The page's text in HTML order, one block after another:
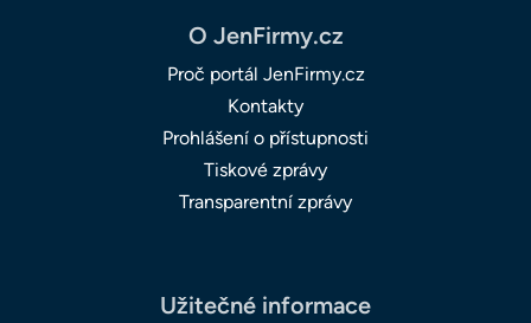
O JenFirmy.cz
Proč portál JenFirmy.cz
Kontakty
Prohlášení o přístupnosti
Tiskové zprávy
Transparentní zprávy
Užitečné informace